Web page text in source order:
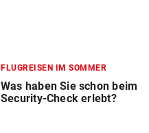
FLUGREISEN IM SOMMER
Was haben Sie schon beim
Security-Check erlebt?